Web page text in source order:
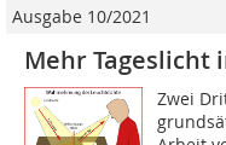
Ausgabe 10/2021
Mehr Tageslicht
Zwei